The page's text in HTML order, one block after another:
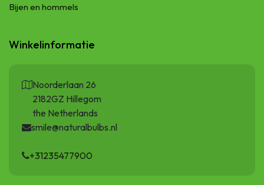
Bijen en hommels
Winkelinformatie
Noorderlaan 26
2182GZ Hillegom
the Netherlands
smile@naturalbulbs.nl
+31235477900